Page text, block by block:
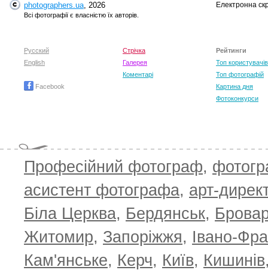
photographers.ua, 2026
Всі фотографії є власністю їх авторів.
Електронна
Русский
English
Facebook
Стрічка
Галерея
Коментарі
Рейтинги
Топ користувачів
Топ фотографій
Картина дня
Фотоконкурси
Професійний фотограф,
асистент фотографа, арт-
Біла Церква, Бердянськ,
Житомир, Запоріжжя, Івано-
Кам'янське, Керч, Київ, Кишинів